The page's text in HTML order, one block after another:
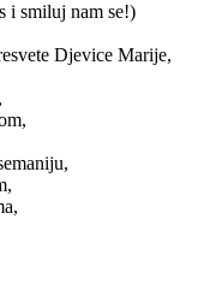
i smiluj nam se!)
Djevice Marije,